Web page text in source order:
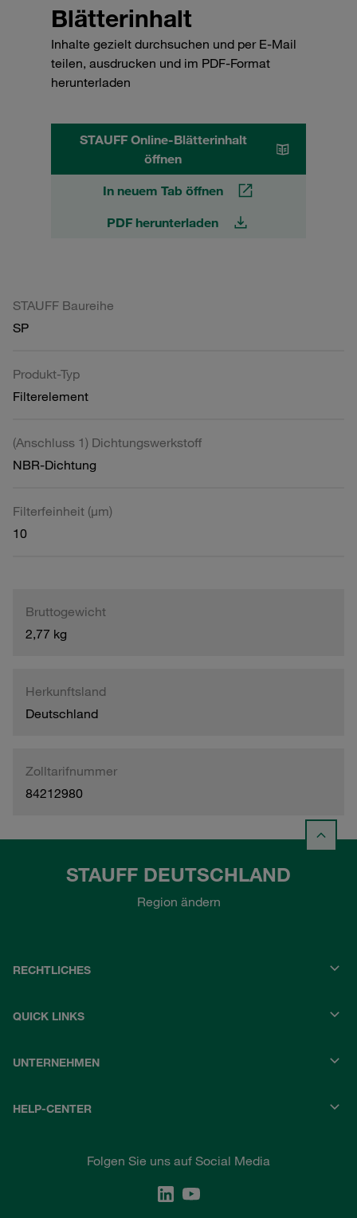
Blätterinhalt
Inhalte gezielt durchsuchen und per E-Mail
teilen, ausdrucken und im PDF-Format
herunterladen
STAUFF Online-Blätterinhalt
öffnen
In neuem Tab öffnen
PDF herunterladen
STAUFF Baureihe
SP
Produkt-Typ
Filterelement
(Anschluss 1) Dichtungswerkstoff
NBR-Dichtung
Filterfeinheit (µm)
10
Bruttogewicht
2,77 kg
Herkunftsland
Deutschland
Zolltarifnummer
84212980
STAUFF DEUTSCHLAND
Region ändern
RECHTLICHES
QUICK LINKS
UNTERNEHMEN
HELP-CENTER
Folgen Sie uns auf Social Media